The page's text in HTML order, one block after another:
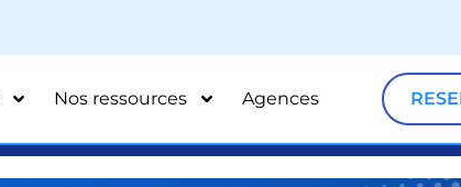
Nos ressources Agences